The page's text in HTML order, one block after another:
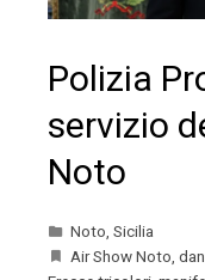
Polizia
servizio
Noto
Noto Sicilia
Air Show Noto